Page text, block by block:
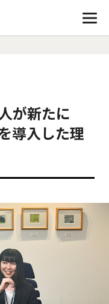
が新たに
導入した理